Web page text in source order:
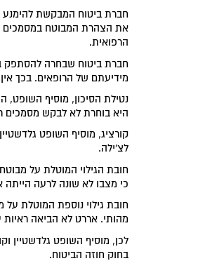
חברת ביטוח המבקשת להימנע
את הצהרת המבוטח במסמכים
הרפואית.
חברת ביטוח שבחרה להסתפק
מידיעתם של הרופאים. בכך
נטילת הסיכון, מוסיף השופט,
היא בוחרת לא לבקש מסמכים
קורציג, מוסיף השופט
לצ'ילה.
חובת הגילוי המוטלת על
כי מצבו לא שונה לרעה הייתה
חובת גילוי נוספת המוטלת על
מהותי. אררט לא הביאה ראיות
לכן, מוסיף השופט גלדשטיין
בחוק חוזה הביטוח.